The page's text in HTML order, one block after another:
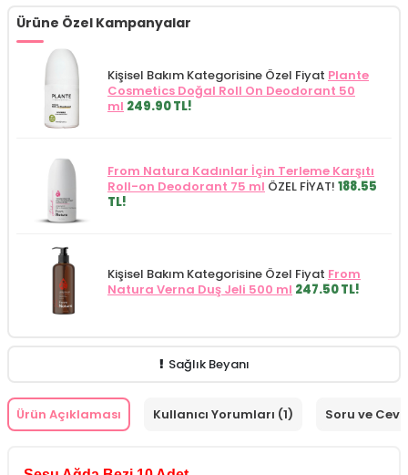
Ürüne Özel Kampanyalar
Kişisel Bakım Kategorisine Özel Fiyat Plante
Cosmetics Doğal Roll On Deodorant 50
ml 249.90 TL!
From Natura Kadınlar İçin Terleme Karşıtı
Roll-on Deodorant 75 ml ÖZEL FİYAT! 188.55
TL!
Kişisel Bakım Kategorisine Özel Fiyat From
Natura Verna Duş Jeli 500 ml 247.50 TL!
Sağlık Beyanı
Ürün Açıklaması Kullanıcı Yorumları (1) Soru ve